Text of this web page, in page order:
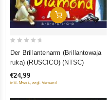
In Den Warenkorb
5
Der Brillantenarm (Brillantowaja
ruka) (RUSCICO) (NTSC)
€24,99
inkl. Mwst., zzgl. Versand